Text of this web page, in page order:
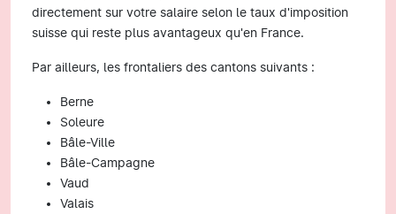
directement sur votre salaire selon le taux d'imposition
suisse qui reste plus avantageux qu'en France.
Par ailleurs, les frontaliers des cantons suivants :
Berne
Soleure
Bâle-Ville
Bâle-Campagne
Vaud
Valais